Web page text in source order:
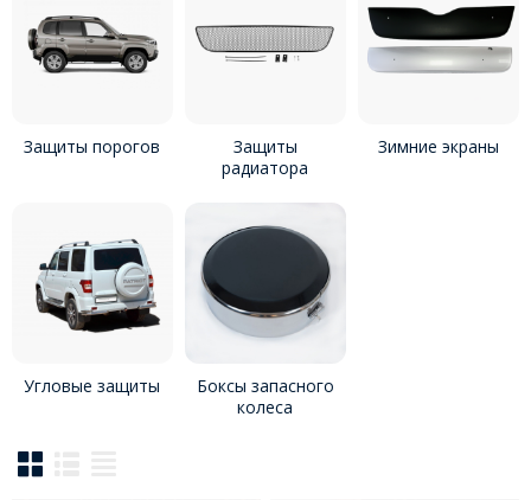
Защиты порогов
Защиты
радиатора
Зимние экраны
Угловые защиты
Боксы запасного
колеса